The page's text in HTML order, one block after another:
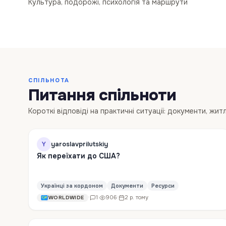
Культура, подорожі, психологія та маршрути
ТУРИЗМ 111· 4 міс. тому
СПІЛЬНОТА
Питання спільноти
Короткі відповіді на практичні ситуації: документи,
Y yaroslavprilutskiy
Як переїхати до США?
Українці за кордоном Документи Ресурси
WORLDWIDE · 1· 906· 2 р. тому